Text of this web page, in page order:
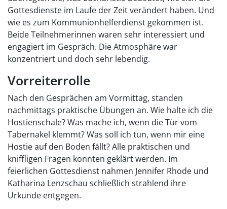
Gottesdienste im Laufe der Zeit verändert haben. Und
wie es zum Kommunionhelferdienst gekommen ist.
Beide Teilnehmerinnen waren sehr interessiert und
engagiert im Gespräch. Die Atmosphäre war
konzentriert und doch sehr lebendig.
Vorreiterrolle
Nach den Gesprächen am Vormittag, standen
nachmittags praktische Übungen an. Wie halte ich die
Hostienschale? Was mache ich, wenn die Tür vom
Tabernakel klemmt? Was soll ich tun, wenn mir eine
Hostie auf den Boden fällt? Alle praktischen und
kniffligen Fragen konnten geklärt werden. Im
feierlichen Gottesdienst nahmen Jennifer Rhode und
Katharina Lenzschau schließlich strahlend ihre
Urkunde entgegen.